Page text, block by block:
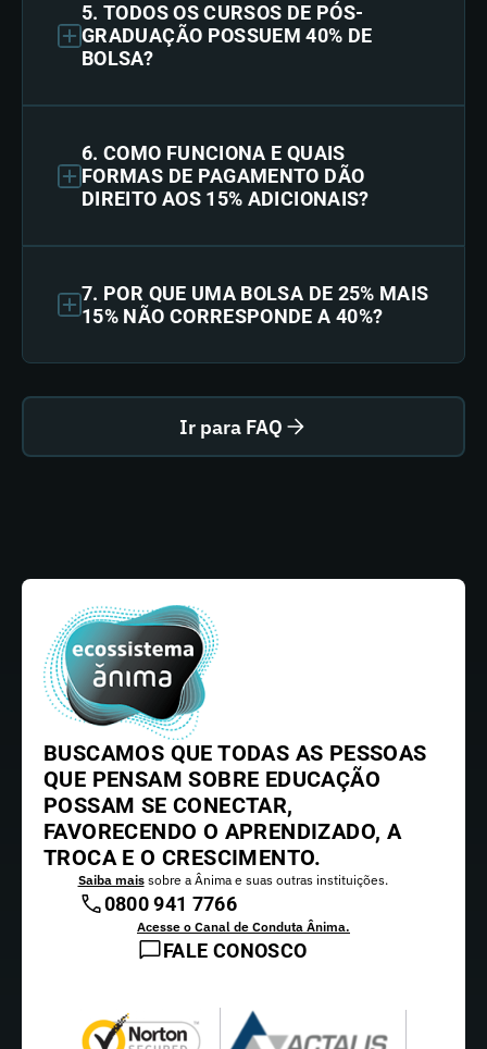
5. TODOS OS CURSOS DE PÓS-
GRADUAÇÃO POSSUEM 40% DE
BOLSA?
6. COMO FUNCIONA E QUAIS
FORMAS DE PAGAMENTO DÃO
DIREITO AOS 15% ADICIONAIS?
7. POR QUE UMA BOLSA DE 25% MAIS
15% NÃO CORRESPONDE A 40%?
Ir para FAQ
BUSCAMOS QUE TODAS AS PESSOAS
QUE PENSAM SOBRE EDUCAÇÃO
POSSAM SE CONECTAR,
FAVORECENDO O APRENDIZADO, A
TROCA E O CRESCIMENTO.
Saiba maissobre a Ânima e suas outras instituições.
0800 941 7766
Acesse o Canal de Conduta Ânima.
FALE CONOSCO